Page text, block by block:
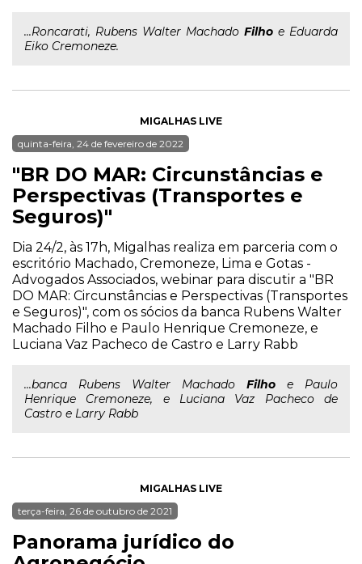
...Roncarati, Rubens Walter Machado Filho e Eduarda
Eiko Cremoneze.
MIGALHAS LIVE
quinta-feira, 24 de fevereiro de 2022
"BR DO MAR: Circunstâncias e
Perspectivas (Transportes e
Seguros)"
Dia 24/2, às 17h, Migalhas realiza em parceria com o
escritório Machado, Cremoneze, Lima e Gotas -
Advogados Associados, webinar para discutir a "BR
DO MAR: Circunstâncias e Perspectivas (Transportes
e Seguros)", com os sócios da banca Rubens Walter
Machado Filho e Paulo Henrique Cremoneze, e
Luciana Vaz Pacheco de Castro e Larry Rabb
...banca Rubens Walter Machado Filho e Paulo
Henrique Cremoneze, e Luciana Vaz Pacheco de
Castro e Larry Rabb
MIGALHAS LIVE
terça-feira, 26 de outubro de 2021
Panorama jurídico do